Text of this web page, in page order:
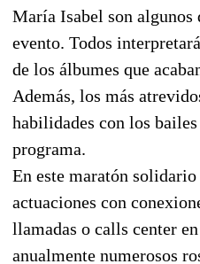
María Isabel son algunos
evento. Todos
de los álbumes que
Además, los más
habilidades con los
programa.
En este maratón
actuaciones con
llamadas o calls center
anualmente numerosos